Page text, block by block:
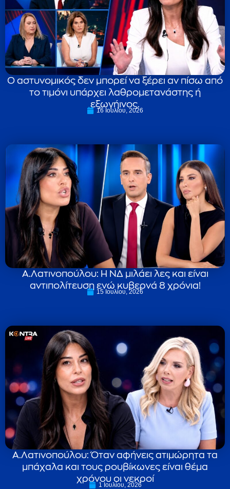
Ο αστυνομικός δεν μπορεί να ξέρει αν πίσω από
το τιμόνι υπάρχει λαθρομετανάστης ή
εξωγήινος.
16 Ιουλίου, 2026
Α.Λατινοπούλου: Η ΝΔ μιλάει λες και είναι
αντιπολίτευση ενώ κυβερνά 8 χρόνια!
15 Ιουλίου, 2026
Α.Λατινοπούλου: Όταν αφήνεις ατιμώρητα τα
μπάχαλα και τους ρουβίκωνες είναι θέμα
χρόνου οι νεκροί
1 Ιουλίου, 2026